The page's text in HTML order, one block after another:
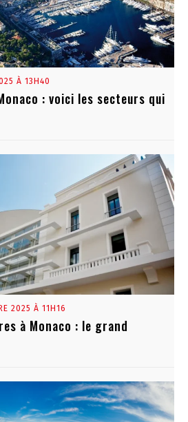
À 13H40
: voici les secteurs qui
2025 À 11H16
à Monaco : le grand